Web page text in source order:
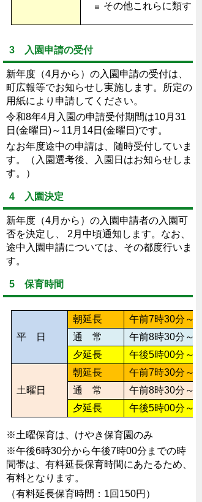
その他これらに類する
3 入園申請の受付
新年度（4月から）の入園申請の受付は、
町広報等でお知らせし実施します。所定の
用紙により申請してください。
令和8年4月入園の申請受付期間は10月31
日(金曜日)～11月14日(金曜日)です。
なお年度途中の申請は、随時受付していま
す。（入園選考後、入園日はお知らせしま
す。）
4 入園決定
新年度（4月から）の入園申請者の入園可
否を決定し、 2月中頃通知します。なお、
途中入園申請については、その都度行いま
す。
5 保育時間
平 日
朝延長
午前7時30分～
通 常
午前8時30分～
夕延長
午後5時00分～
土曜日
朝延長
午前7時30分～
通 常
午前8時30分～
夕延長
午後5時00分～
※土曜保育は、けやき保育園のみ
※午後6時30分から午後7時00分までの時
間帯は、有料延長保育時間にあたるため、
有料となります。
（有料延長保育時間：1回150円）